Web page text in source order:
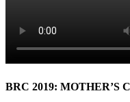
BRC 2019: MOTHER’S